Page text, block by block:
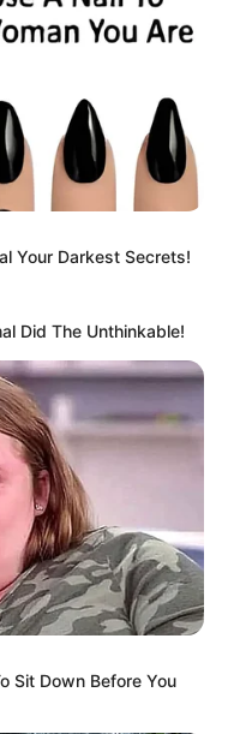
Your Darkest Secrets!
Did The Unthinkable!
Sit Down Before You